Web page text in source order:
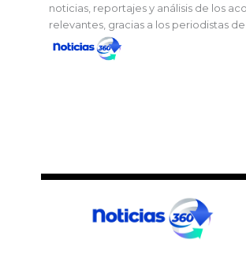
noticias, reportajes y análisis de los
relevantes, gracias a los periodistas de